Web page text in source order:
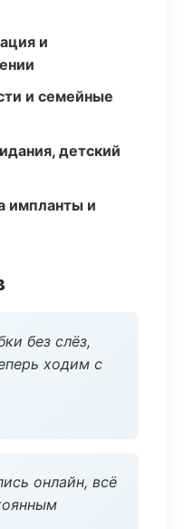
и
и семейные
детский
импланты и
без слёз,
ходим с
онлайн, всё